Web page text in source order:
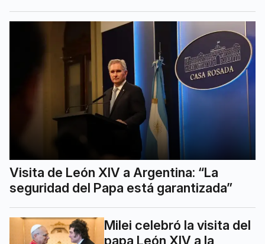
Visita de León XIV a Argentina: “La
seguridad del Papa está garantizada”
Milei celebró la visita del
papa León XIV a la